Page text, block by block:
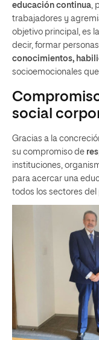
educación continua ,
trabajadores y
objetivo principal, es
decir, formar
conocimientos,
socioemocionales
social
Gracias a la
su compromiso de
instituciones,
para acercar una
todos los sectores del